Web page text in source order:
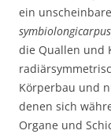
ein
symbiolongicarpus
die Quallen und
Körperbau und
denen sich
Organe und